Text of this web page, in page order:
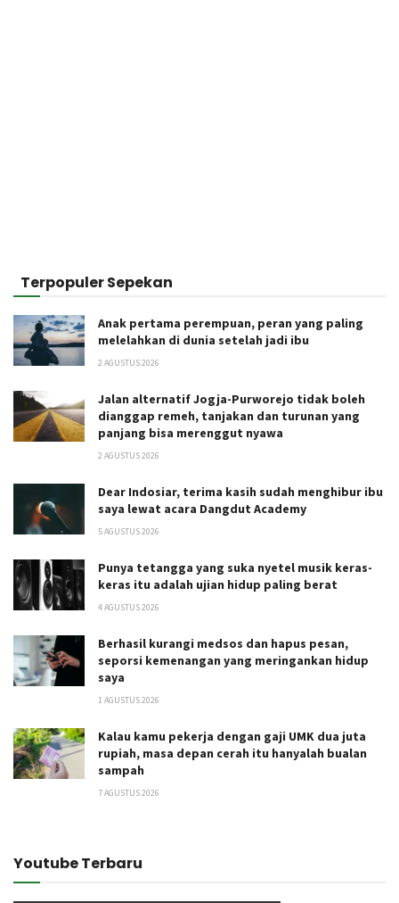
Terpopuler Sepekan
Anak pertama perempuan, peran yang paling
melelahkan di dunia setelah jadi ibu
2 AGUSTUS 2026
Jalan alternatif Jogja-Purworejo tidak boleh
dianggap remeh, tanjakan dan turunan yang
panjang bisa merenggut nyawa
2 AGUSTUS 2026
Dear Indosiar, terima kasih sudah menghibur ibu
saya lewat acara Dangdut Academy
5 AGUSTUS 2026
Punya tetangga yang suka nyetel musik keras-
keras itu adalah ujian hidup paling berat
4 AGUSTUS 2026
Berhasil kurangi medsos dan hapus pesan,
seporsi kemenangan yang meringankan hidup
saya
1 AGUSTUS 2026
Kalau kamu pekerja dengan gaji UMK dua juta
rupiah, masa depan cerah itu hanyalah bualan
sampah
7 AGUSTUS 2026
Youtube Terbaru